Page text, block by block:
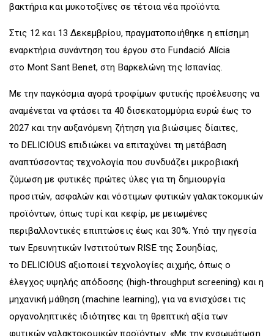
βακτήρια και μυκοτοξίνες σε τέτοια νέα προϊόντα.
Στις 12 και 13 Δεκεμβρίου, πραγματοποιήθηκε η επίσημη
εναρκτήρια συνάντηση του έργου στο Fundació Alícia
στο Mont Sant Benet, στη Βαρκελώνη της Ισπανίας.
Με την παγκόσμια αγορά τροφίμων φυτικής προέλευσης να
αναμένεται να φτάσει τα 40 δισεκατομμύρια ευρώ έως το
2027 και την αυξανόμενη ζήτηση για βιώσιμες δίαιτες,
το DELICIOUS επιδιώκει να επιταχύνει τη μετάβαση
αναπτύσσοντας τεχνολογία που συνδυάζει μικροβιακή
ζύμωση με φυτικές πρώτες ύλες για τη δημιουργία
προσιτών, ασφαλών και νόστιμων φυτικών γαλακτοκομικών
προϊόντων, όπως τυρί και κεφίρ, με μειωμένες
περιβαλλοντικές επιπτώσεις έως και 30%. Υπό την ηγεσία
των Ερευνητικών Ινστιτούτων RISE της Σουηδίας,
το DELICIOUS αξιοποιεί τεχνολογίες αιχμής, όπως ο
έλεγχος υψηλής απόδοσης (high-throughput screening) και η
μηχανική μάθηση (machine learning), για να ενισχύσει τις
οργανοληπτικές ιδιότητες και τη θρεπτική αξία των
φυτικών γαλακτοκομικών προϊόντων. «Με την ενσωμάτωση